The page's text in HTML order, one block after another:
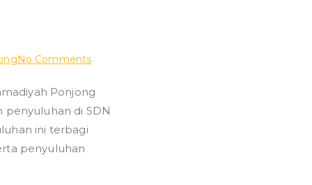
No Commentson
Penyuluhan
Di
Ponjong
penyuluhan di SDN
ini terbagi
penyuluhan